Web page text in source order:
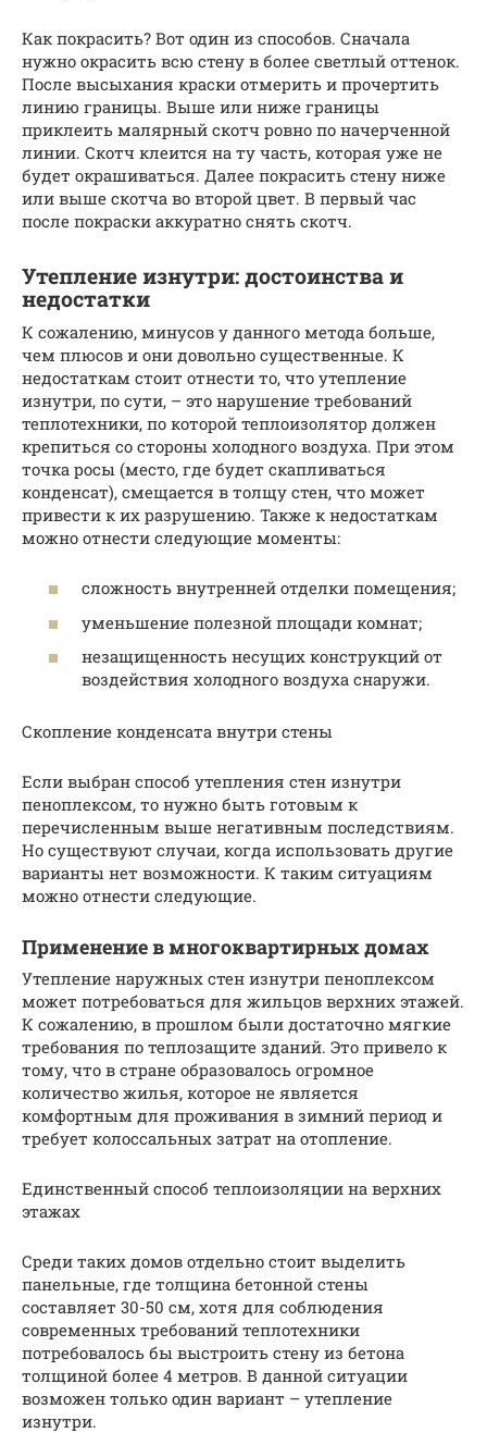
Как покрасить? Вот один из способов. Сначала
нужно окрасить всю стену в более светлый оттенок.
После высыхания краски отмерить и прочертить
линию границы. Выше или ниже границы
приклеить малярный скотч ровно по начерченной
линии. Скотч клеится на ту часть, которая уже не
будет окрашиваться. Далее покрасить стену ниже
или выше скотча во второй цвет. В первый час
после покраски аккуратно снять скотч.
Утепление изнутри: достоинства и
недостатки
К сожалению, минусов у данного метода больше,
чем плюсов и они довольно существенные. К
недостаткам стоит отнести то, что утепление
изнутри, по сути, – это нарушение требований
теплотехники, по которой теплоизолятор должен
крепиться со стороны холодного воздуха. При этом
точка росы (место, где будет скапливаться
конденсат), смещается в толщу стен, что может
привести к их разрушению. Также к недостаткам
можно отнести следующие моменты:
сложность внутренней отделки помещения;
уменьшение полезной площади комнат;
незащищенность несущих конструкций от
воздействия холодного воздуха снаружи.
Скопление конденсата внутри стены
Если выбран способ утепления стен изнутри
пеноплексом, то нужно быть готовым к
перечисленным выше негативным последствиям.
Но существуют случаи, когда использовать другие
варианты нет возможности. К таким ситуациям
можно отнести следующие.
Применение в многоквартирных домах
Утепление наружных стен изнутри пеноплексом
может потребоваться для жильцов верхних этажей.
К сожалению, в прошлом были достаточно мягкие
требования по теплозащите зданий. Это привело к
тому, что в стране образовалось огромное
количество жилья, которое не является
комфортным для проживания в зимний период и
требует колоссальных затрат на отопление.
Единственный способ теплоизоляции на верхних
этажах
Среди таких домов отдельно стоит выделить
панельные, где толщина бетонной стены
составляет 30-50 см, хотя для соблюдения
современных требований теплотехники
потребовалось бы выстроить стену из бетона
толщиной более 4 метров. В данной ситуации
возможен только один вариант – утепление
изнутри.